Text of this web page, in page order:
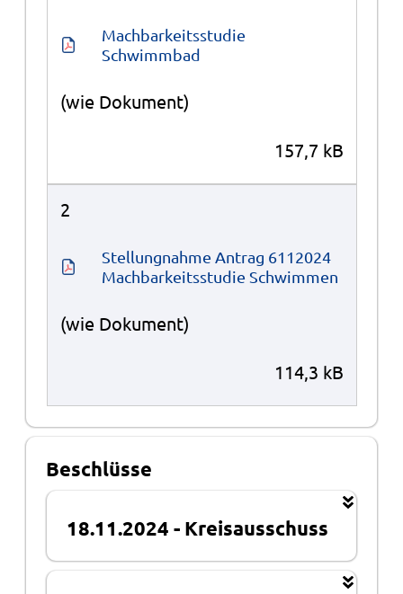
Machbarkeitsstudie
Schwimmbad
(wie Dokument)
157,7 kB
2
Stellungnahme Antrag 6112024
Machbarkeitsstudie Schwimmen
(wie Dokument)
114,3 kB
Beschlüsse
18.11.2024 - Kreisausschuss